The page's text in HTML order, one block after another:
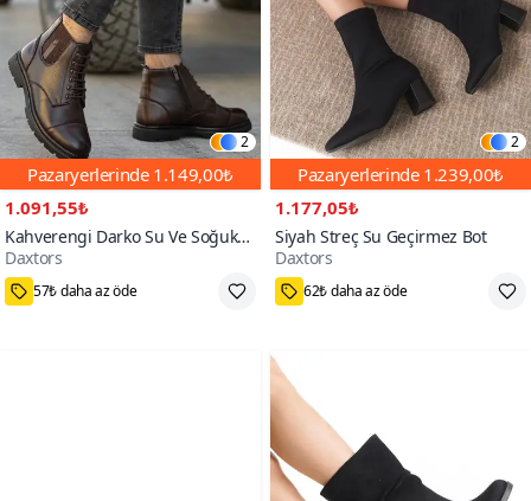
2
Pazaryerlerinde 1.149,00₺
1.091,55₺
Kahverengi Darko Su Ve Soğuk
Geçirmez İçi Kürklü Bot
Daxtors
100+
57₺ daha az öde
2
Pazaryerlerinde 1.239,00₺
1.177,05₺
Siyah Streç Su Geçirmez Bot
Daxtors
600+
62₺ daha az öde